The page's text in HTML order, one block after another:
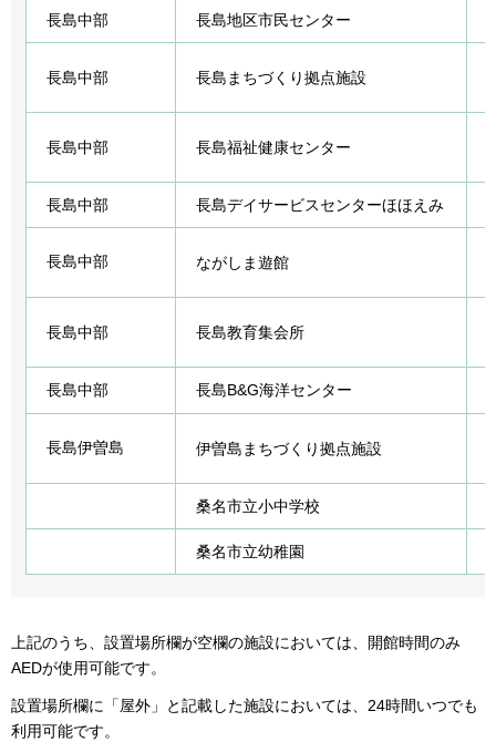
長島中部 長島地区市民センター
長島中部 長島まちづくり拠点施設
長島中部 長島福祉健康センター
長島中部 長島デイサービスセンターほほえみ
長島中部 ながしま遊館
長島中部 長島教育集会所
長島中部 長島B&G海洋センター
長島伊曽島 伊曽島まちづくり拠点施設
桑名市立小中学校
桑名市立幼稚園
上記のうち、設置場所欄が空欄の施設においては、開館時間のみ
AEDが使用可能です。
設置場所欄に「屋外」と記載した施設においては、24時間いつでも
利用可能です。